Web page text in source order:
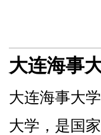
大连海事
大连海事大
大学，是国